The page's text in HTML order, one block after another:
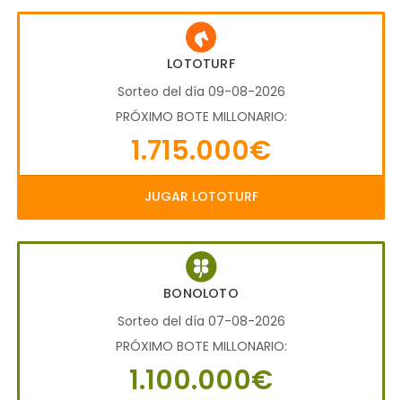
LOTOTURF
Sorteo del día 09-08-2026
PRÓXIMO BOTE MILLONARIO:
1.715.000€
JUGAR LOTOTURF
BONOLOTO
Sorteo del día 07-08-2026
PRÓXIMO BOTE MILLONARIO:
1.100.000€